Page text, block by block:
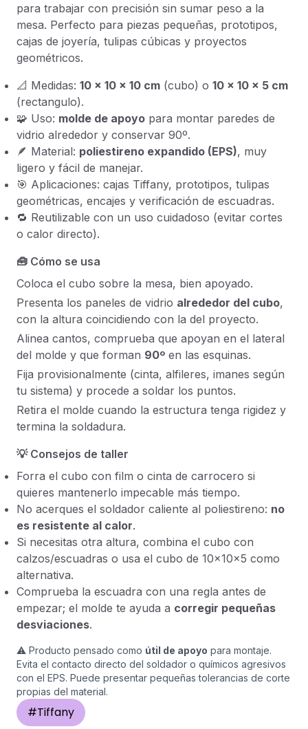
para trabajar con precisión sin sumar peso a la
mesa. Perfecto para piezas pequeñas, prototipos,
cajas de joyería, tulipas cúbicas y proyectos
geométricos.
📐 Medidas: 10 × 10 × 10 cm (cubo) o 10 × 10 × 5 cm
(rectangulo).
🧩 Uso: molde de apoyo para montar paredes de
vidrio alrededor y conservar 90º.
🪶 Material: poliestireno expandido (EPS), muy
ligero y fácil de manejar.
🎯 Aplicaciones: cajas Tiffany, prototipos, tulipas
geométricas, encajes y verificación de escuadras.
🔁 Reutilizable con un uso cuidadoso (evitar cortes
o calor directo).
🧰 Cómo se usa
Coloca el cubo sobre la mesa, bien apoyado.
Presenta los paneles de vidrio alrededor del cubo,
con la altura coincidiendo con la del proyecto.
Alinea cantos, comprueba que apoyan en el lateral
del molde y que forman 90º en las esquinas.
Fija provisionalmente (cinta, alfileres, imanes según
tu sistema) y procede a soldar los puntos.
Retira el molde cuando la estructura tenga rigidez y
termina la soldadura.
💡 Consejos de taller
Forra el cubo con film o cinta de carrocero si
quieres mantenerlo impecable más tiempo.
No acerques el soldador caliente al poliestireno: no
es resistente al calor.
Si necesitas otra altura, combina el cubo con
calzos/escuadras o usa el cubo de 10×10×5 como
alternativa.
Comprueba la escuadra con una regla antes de
empezar; el molde te ayuda a corregir pequeñas
desviaciones.
⚠️ Producto pensado como útil de apoyo para montaje.
Evita el contacto directo del soldador o químicos agresivos
con el EPS. Puede presentar pequeñas tolerancias de corte
propias del material.
#Tiffany